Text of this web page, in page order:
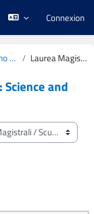
Connexion
Anno Accademico 2025-2026 Laurea Magistrale in Software: Science and Technology
and
cours